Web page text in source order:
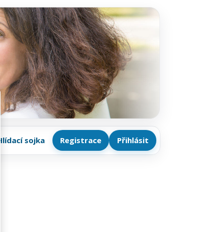
Hlídací sojka Registrace Přihlásit